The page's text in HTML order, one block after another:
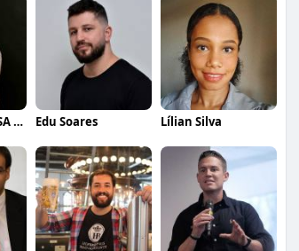
VICTOR BARBOSA QUARANTA Edu Soares Lílian Silva